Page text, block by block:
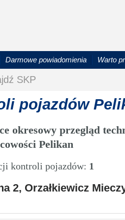
Darmowe powiadomienia Warto
SKP
pojazdów
okresowy przegląd
Pelikan
kontroli pojazdów: 1
2, Orzałkiewicz